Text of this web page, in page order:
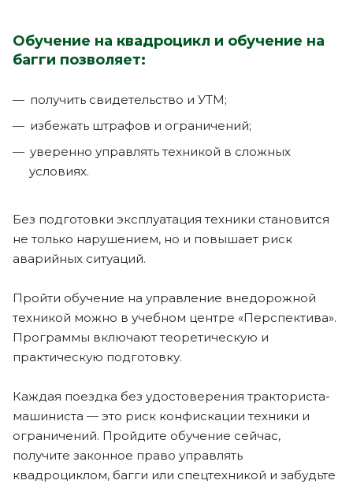
Обучение на квадроцикл и обучение на
багги позволяет:
получить свидетельство и УТМ;
избежать штрафов и ограничений;
уверенно управлять техникой в сложных
условиях.
Без подготовки эксплуатация техники становится
не только нарушением, но и повышает риск
аварийных ситуаций.
Пройти обучение на управление внедорожной
техникой можно в учебном центре «Перспектива».
Программы включают теоретическую и
практическую подготовку.
Каждая поездка без удостоверения тракториста-
машиниста — это риск конфискации техники и
ограничений. Пройдите обучение сейчас,
получите законное право управлять
квадроциклом, багги или спецтехникой и забудьте